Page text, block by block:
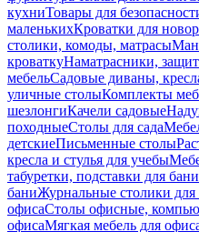
кухниТовары для
маленькихКроватки для
столики, комоды, матрасы
кроваткуНаматрасники,
мебельСадовые диваны,
уличные столыКомплекты
шезлонгиКачели садовые
походныеСтолы для сада
детскиеПисьменные столы
кресла и стулья для учебы
табуретки, подставки для бани
баниЖурнальные столики для
офисаСтолы офисные,
офисаМягкая мебель для